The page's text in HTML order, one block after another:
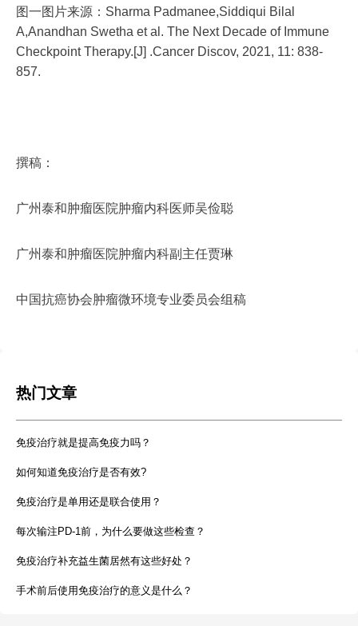
图一图片来源：Sharma Padmanee,Siddiqui Bilal
A,Anandhan Swetha et al. The Next Decade of Immune
Checkpoint Therapy.[J] .Cancer Discov, 2021, 11: 838-
857.
撰稿：
广州泰和肿瘤医院肿瘤内科医师吴俭聪
广州泰和肿瘤医院肿瘤内科副主任贾琳
中国抗癌协会肿瘤微环境专业委员会组稿
热门文章
免疫治疗就是提高免疫力吗？
如何知道免疫治疗是否有效?
免疫治疗是单用还是联合使用？
每次输注PD-1前，为什么要做这些检查？
免疫治疗补充益生菌居然有这些好处？
手术前后使用免疫治疗的意义是什么？